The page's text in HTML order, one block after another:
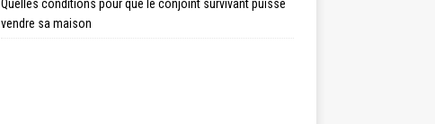
Quelles conditions pour que le conjoint survivant puisse
vendre sa maison